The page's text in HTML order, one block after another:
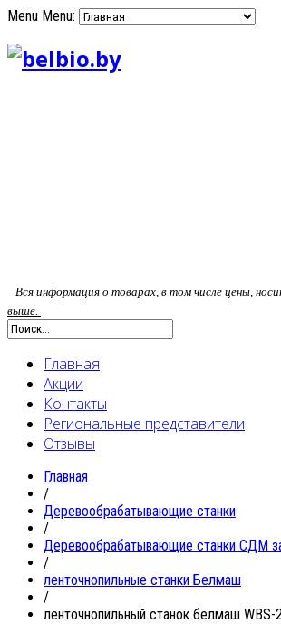
Menu Menu:
Вся информация о товарах, в том числе цены,
выше.
Главная
Акции
Контакты
Региональные представители
Отзывы
Главная
/
Деревообрабатывающие станки
/
Деревообрабатывающие станки СДМ
/
ленточнопильные станки Белмаш
/
ленточнопильный станок белмаш